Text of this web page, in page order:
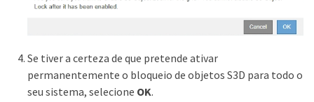
Se tiver a certeza de que pretende ativar
permanentemente o bloqueio de objetos S3D para todo o
seu sistema, selecione OK.